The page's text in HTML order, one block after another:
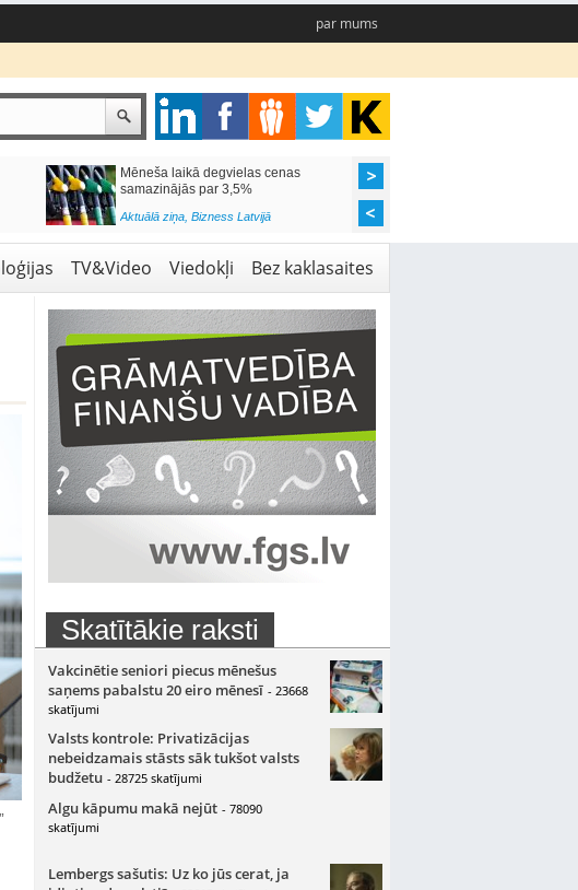
par mums
Mēneša laikā degvielas cenas
samazinājās par 3,5%
Aktuālā ziņa, Bizness Latvijā
TV&Video Viedokļi Bez kaklasaites
Skatītākie raksti
Vakcinētie seniori piecus mēnešus
saņems pabalstu 20 eiro mēnesī - 23668
skatījumi
Valsts kontrole: Privatizācijas
nebeidzamais stāsts sāk tukšot valsts
budžetu - 28725 skatījumi
Algu kāpumu makā nejūt - 78090
skatījumi
Lembergs sašutis: Uz ko jūs cerat, ja